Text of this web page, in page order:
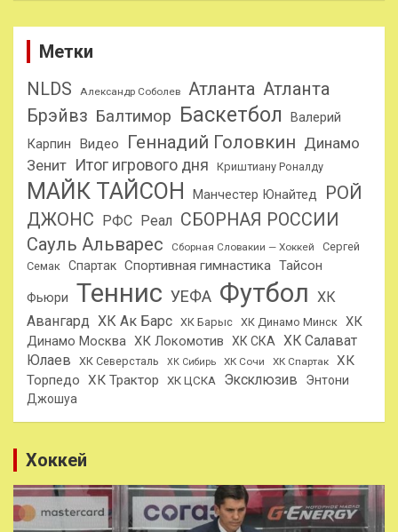
Метки
NLDS
Александр Соболев Атланта Атланта
Брэйвз Балтимор Баскетбол
Валерий
Карпин
Видео Геннадий Головкин Динамо
Зенит Итог игрового дня Криштиану Роналду
МАЙК ТАЙСОН Манчестер Юнайтед
РОЙ
ДЖОНС РФС Реал СБОРНАЯ РОССИИ
Сауль Альварес Сборная Словакии — Хоккей
Сергей
Семак
Спартак Спортивная гимнастика Тайсон
Фьюри Теннис УЕФА Футбол ХК
Авангард ХК Ак Барс ХК Барыс ХК Динамо Минск
ХК
Динамо Москва ХК Локомотив ХК СКА
ХК Салават
Юлаев
ХК Северсталь ХК Сибирь ХК Сочи ХК Спартак
ХК
Торпедо ХК Трактор ХК ЦСКА Эксклюзив
Энтони
Джошуа
Хоккей